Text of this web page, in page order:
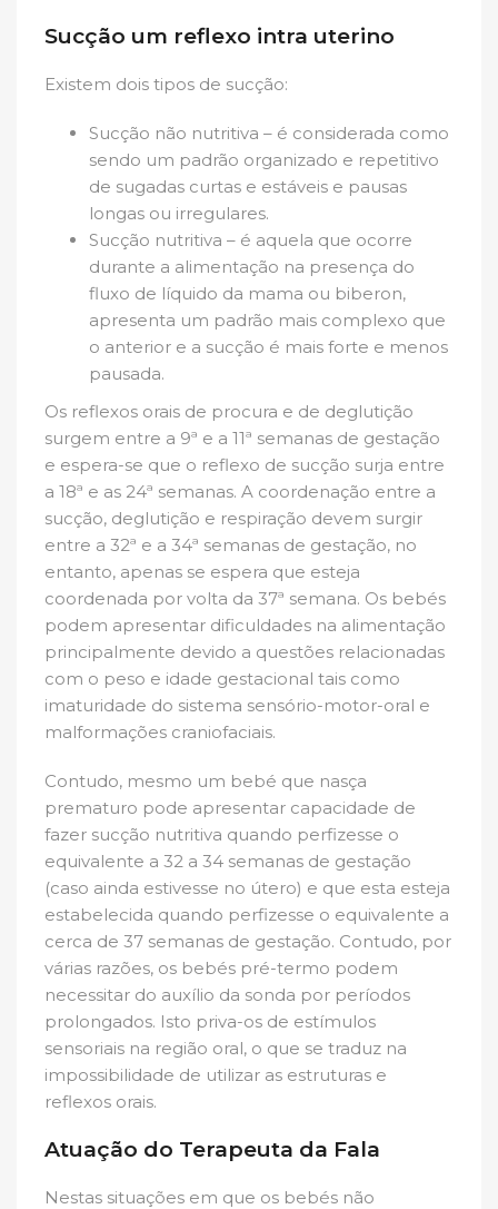
Sucção um reflexo intra uterino
Existem dois tipos de sucção:
Sucção não nutritiva – é considerada como
sendo um padrão organizado e repetitivo
de sugadas curtas e estáveis e pausas
longas ou irregulares.
Sucção nutritiva – é aquela que ocorre
durante a alimentação na presença do
fluxo de líquido da mama ou biberon,
apresenta um padrão mais complexo que
o anterior e a sucção é mais forte e menos
pausada.
Os reflexos orais de procura e de deglutição
surgem entre a 9ª e a 11ª semanas de gestação
e espera-se que o reflexo de sucção surja entre
a 18ª e as 24ª semanas. A coordenação entre a
sucção, deglutição e respiração devem surgir
entre a 32ª e a 34ª semanas de gestação, no
entanto, apenas se espera que esteja
coordenada por volta da 37ª semana. Os bebés
podem apresentar dificuldades na alimentação
principalmente devido a questões relacionadas
com o peso e idade gestacional tais como
imaturidade do sistema sensório-motor-oral e
malformações craniofaciais.
Contudo, mesmo um bebé que nasça
prematuro pode apresentar capacidade de
fazer sucção nutritiva quando perfizesse o
equivalente a 32 a 34 semanas de gestação
(caso ainda estivesse no útero) e que esta esteja
estabelecida quando perfizesse o equivalente a
cerca de 37 semanas de gestação. Contudo, por
várias razões, os bebés pré-termo podem
necessitar do auxílio da sonda por períodos
prolongados. Isto priva-os de estímulos
sensoriais na região oral, o que se traduz na
impossibilidade de utilizar as estruturas e
reflexos orais.
Atuação do Terapeuta da Fala
Nestas situações em que os bebés não